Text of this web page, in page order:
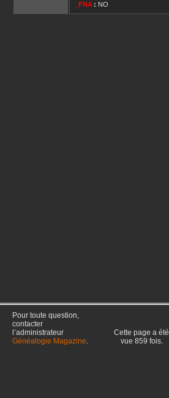
_FNA : NO
Pour toute question,
contacter
l’administrateur
Généalogie Magazine.
Cette page a été
vue 859 fois.